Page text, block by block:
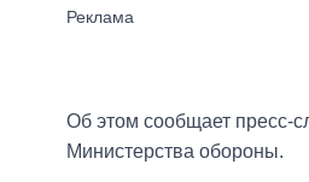
Об этом сообщает пресс-
Министерства обороны.